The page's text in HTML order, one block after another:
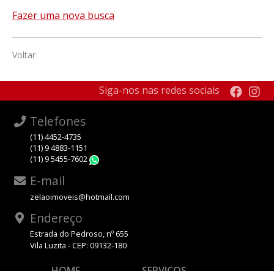
Fazer uma nova busca
Voltar
Siga-nos nas redes sociais
Telefones
(11) 4452-4735
(11) 9 4883-1151
(11) 9 5455-7602
E-mail
zelaoimoveis@hotmail.com
Endereço
Estrada do Pedroso, nº 655
Vila Luzita - CEP: 09132-180